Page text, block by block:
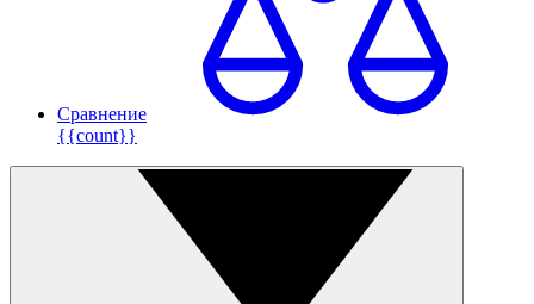
Сравнение
{{count}}